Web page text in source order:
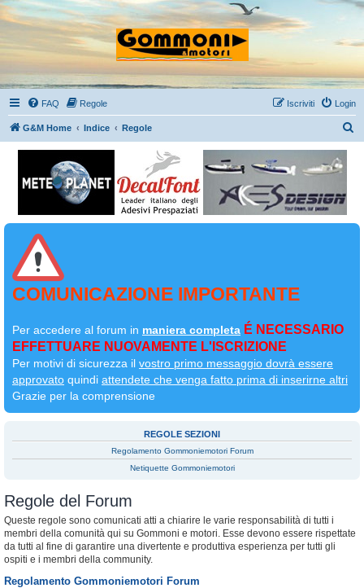
FAQ Regole Login
Iscriviti
G&M Home Indice Regole
COMUNICAZIONE IMPORTANTE
Per accedere al forum in maniera completa É NECESSARIO
EFFETTUARE NUOVAMENTE L'ISCRIZIONE
Per motivi di sicurezza il vostro primo messaggio dovrà essere
approvato quindi attendete che venga fatto prima di inserirne altri
Grazie per la comprensione
REGOLE SEZIONI
Regolamento Gommoniemotori Forum
Netiquette Gommoniemotori
Regole del Forum
Queste regole sono comunicati atti a chiarire le varie responsabilità di tutti i
membri della comunità qui su Gommoni e motori. Esse devono essere rispettate
da tutti al fine di garantire una divertente e produttiva esperienza per tutti gli
ospiti e i membri della community.
Regolamento Gommoniemotori Forum